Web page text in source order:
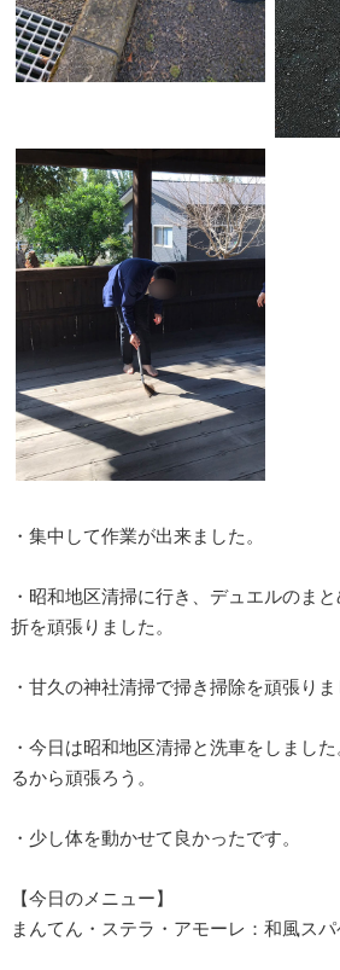
・集中して作業が出来ました。
・昭和地区清掃に行き、デュエルのま
折を頑張りました。
・甘久の神社清掃で掃き掃除を頑張りま
・今日は昭和地区清掃と洗車をしまし
るから頑張ろう。
・少し体を動かせて良かったです。
【今日のメニュー】
まんてん・ステラ・アモーレ：和風ス